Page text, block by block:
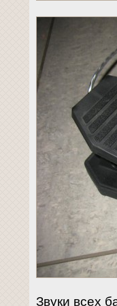
Звуки всех